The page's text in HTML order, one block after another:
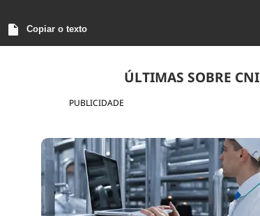
Copiar o texto
PUBLICIDADE
ÚLTIMAS SOBRE CNI